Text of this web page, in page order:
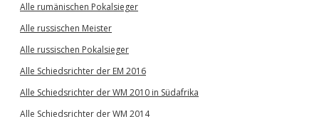
Alle rumänischen Pokalsieger
Alle russischen Meister
Alle russischen Pokalsieger
Alle Schiedsrichter der EM 2016
Alle Schiedsrichter der WM 2010 in Südafrika
Alle Schiedsrichter der WM 2014